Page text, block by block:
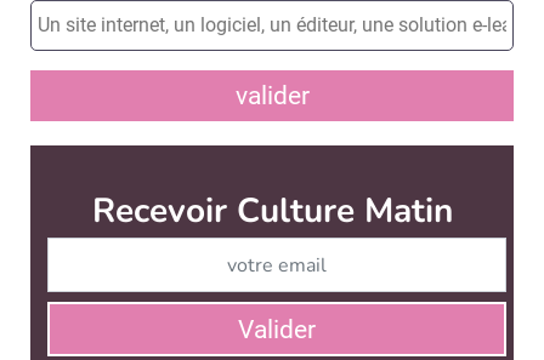
valider
Recevoir Culture Matin
Valider